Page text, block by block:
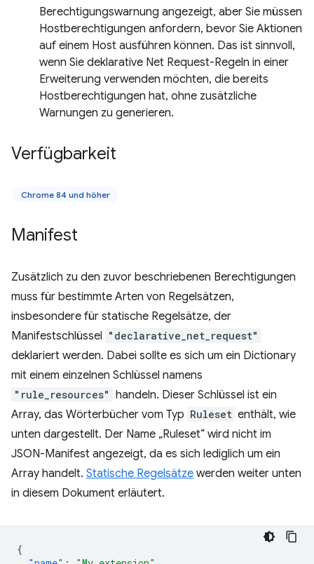
Berechtigungswarnung angezeigt, aber Sie müssen
Hostberechtigungen anfordern, bevor Sie Aktionen
auf einem Host ausführen können. Das ist sinnvoll,
wenn Sie deklarative Net Request-Regeln in einer
Erweiterung verwenden möchten, die bereits
Hostberechtigungen hat, ohne zusätzliche
Warnungen zu generieren.
Verfügbarkeit
Chrome 84 und höher
Manifest
Zusätzlich zu den zuvor beschriebenen Berechtigungen
muss für bestimmte Arten von Regelsätzen,
insbesondere für statische Regelsätze, der
Manifestschlüssel "declarative_net_request"
deklariert werden. Dabei sollte es sich um ein Dictionary
mit einem einzelnen Schlüssel namens
"rule_resources" handeln. Dieser Schlüssel ist ein
Array, das Wörterbücher vom Typ Ruleset enthält, wie
unten dargestellt. Der Name „Ruleset“ wird nicht im
JSON-Manifest angezeigt, da es sich lediglich um ein
Array handelt. Statische Regelsätze werden weiter unten
in diesem Dokument erläutert.
{